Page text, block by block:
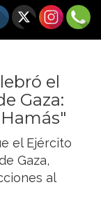
el
Gaza:
el Ejército
Gaza,
al